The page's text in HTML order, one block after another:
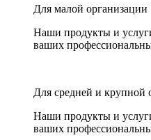
Для малой организации
Наши продукты и
ваших
Для средней и крупной
Наши продукты и
ваших